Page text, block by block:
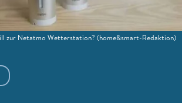
zur Netatmo Wetterstation? (home&smart-Redaktion)